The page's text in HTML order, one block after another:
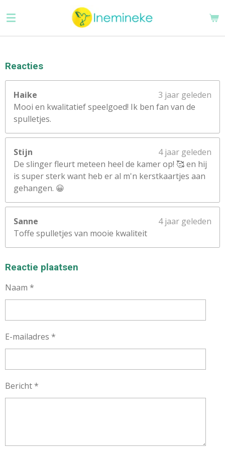
direct
Reacties
Haike
3 jaar geleden
Mooi en kwalitatief speelgoed! Ik ben fan van de
spulletjes.
Stijn
4 jaar geleden
De slinger fleurt meteen heel de kamer op! 🥰 en hij
is super sterk want heb er al m'n kerstkaartjes aan
gehangen. 😀
Sanne
4 jaar geleden
Toffe spulletjes van mooie kwaliteit
Reactie plaatsen
Naam *
E-mailadres *
Bericht *